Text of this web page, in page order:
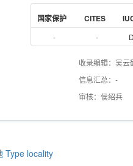
国家保护 CITES
- -
收录编辑：吴云
信息汇总：-
审核：侯绍兵
Type locality